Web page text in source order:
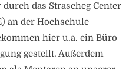
das Strascheg Center
an der Hochschule
hier u.a. ein Büro
gestellt. Außerdem